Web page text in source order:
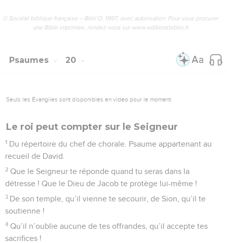
© Société biblique française – Bibli’O, 1997, avec autorisation. Pour vous procurer
une Bible imprimée, rendez-vous sur www.editionsbiblio.fr
Psaumes 20
Seuls les Évangiles sont disponibles en vidéo pour le moment.
Le roi peut compter sur le Seigneur
1 Du répertoire du chef de chorale. Psaume appartenant au
recueil de David.
2 Que le Seigneur te réponde quand tu seras dans la
détresse ! Que le Dieu de Jacob te protège lui-même !
3 De son temple, qu’il vienne te secourir, de Sion, qu’il te
soutienne !
4 Qu’il n’oublie aucune de tes offrandes, qu’il accepte tes
sacrifices !